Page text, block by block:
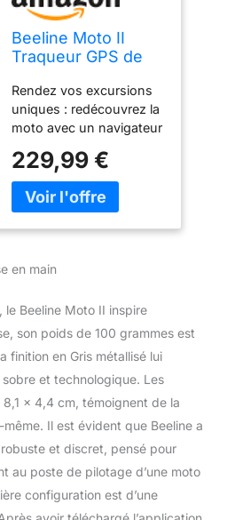
Beeline Moto II
Traqueur GPS de
génération | Design
Compact,
Construction
étanche, Affichage
Simple et Batterie
de 14 Heures | GPS
de Moto adapté aux
Gants, Parfait pour
Rendez vos excursions
uniques : redécouvrez la
moto avec un navigateur
parfaitement à vos tours.
La mini carte compacte
et claire vous aide à vous
rapidement, de faire un
une grande aventure,
avec Moto II, chaque
tour devient plus sûr et
Planification facile des
visites : planifiez vos
tours en quelques
secondes selon vos
goûts. Vous aimez les
trajets passionnants et
les routes de campagne
229,99 €
en main
le Beeline Moto II inspire
son poids de 100 grammes est
finition en Gris métallisé lui
et technologique. Les
8,1 x 4,4 cm, témoignent de la
Il est évident que Beeline a
et discret, pensé pour
au poste de pilotage d’une moto
configuration est d’une